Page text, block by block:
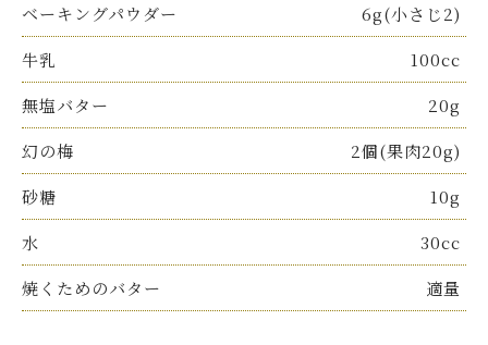
6g(小さじ2)
ベーキングパウダー
100cc
牛乳
20g
無塩バター
2個(果肉20g)
幻の梅
10g
砂糖
30cc
水
適量
焼くためのバター